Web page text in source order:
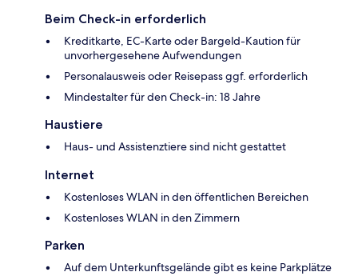
Beim Check-in erforderlich
Kreditkarte, EC-Karte oder Bargeld-Kaution für
unvorhergesehene Aufwendungen
Personalausweis oder Reisepass ggf. erforderlich
Mindestalter für den Check-in: 18 Jahre
Haustiere
Haus- und Assistenztiere sind nicht gestattet
Internet
Kostenloses WLAN in den öffentlichen Bereichen
Kostenloses WLAN in den Zimmern
Parken
Auf dem Unterkunftsgelände gibt es keine Parkplätze